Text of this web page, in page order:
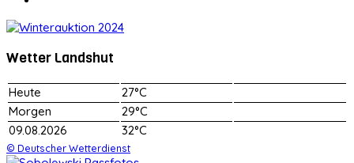
Wetter Landshut
Heute
27°C
Morgen
29°C
09.08.2026
32°C
© Deutscher Wetterdienst